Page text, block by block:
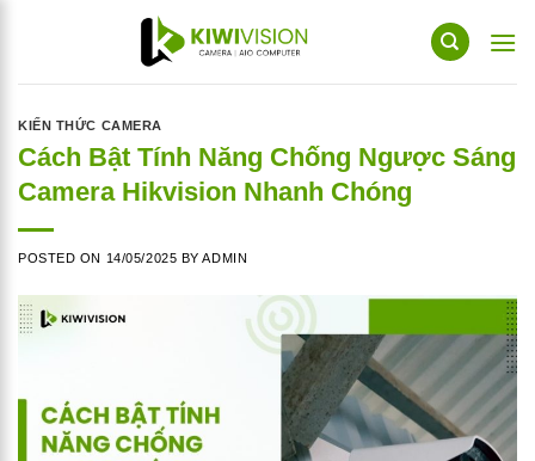
KIẾN THỨC CAMERA
Cách Bật Tính Năng Chống Ngược Sáng
Camera Hikvision Nhanh Chóng
POSTED ON 14/05/2025 BYADMIN